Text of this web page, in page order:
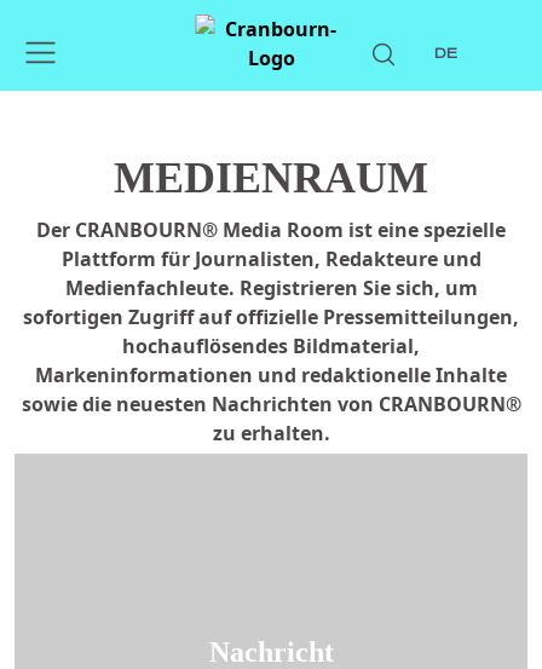
DE
MEDIENRAUM
Der CRANBOURN® Media Room ist eine spezielle
Plattform für Journalisten, Redakteure und
Medienfachleute. Registrieren Sie sich, um
sofortigen Zugriff auf offizielle Pressemitteilungen,
hochauflösendes Bildmaterial,
Markeninformationen und redaktionelle Inhalte
sowie die neuesten Nachrichten von CRANBOURN®
zu erhalten.
Nachricht